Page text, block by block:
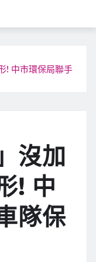
! 中市環保局聯手
沒加
! 中
隊保